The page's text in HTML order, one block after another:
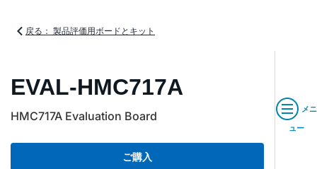
戻る： 製品評価用ボードとキット
EVAL-HMC717A
HMC717A Evaluation Board
ご購入
メニ
ュー